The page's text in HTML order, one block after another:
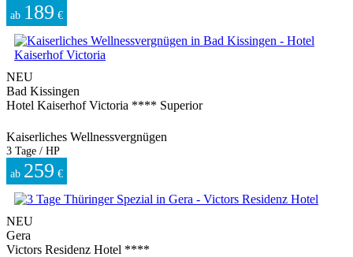
ab 189 €
NEU
Bad Kissingen
Hotel Kaiserhof Victoria **** Superior
Kaiserliches Wellnessvergnügen
3 Tage / HP
ab 259 €
NEU
Gera
Victors Residenz Hotel ****